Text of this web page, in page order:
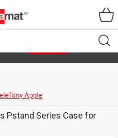
Apple
Pstand Series Case for